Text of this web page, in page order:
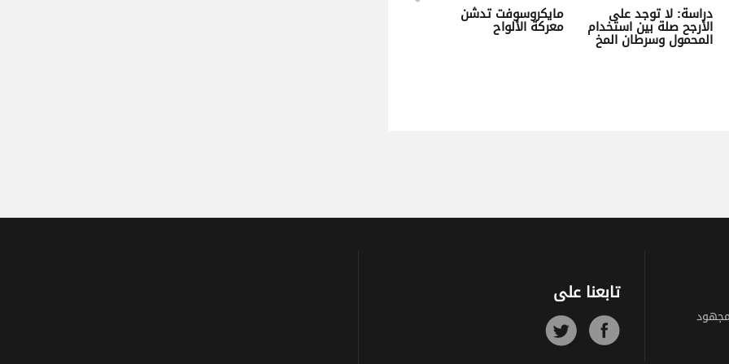
مايكروسوفت تدشن
معركة الألواح
دراسة: لا توجد على
الأرجح صلة بين استخدام
المحمول وسرطان المخ
تابعنا على